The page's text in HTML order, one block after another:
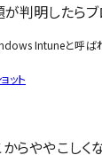
判明したら
Intuneと呼ば
ット
らややこしく